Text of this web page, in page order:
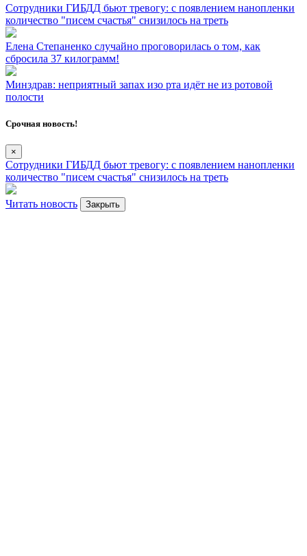
Сотрудники ГИБДД бьют тревогу: с появлением нанопленки
количество "писем счастья" снизилось на треть
Елена Степаненко случайно проговорилась о том, как
сбросила 37 килограмм!
Минздрав: неприятный запах изо рта идёт не из ротовой
полости
Срочная новость!
×
Сотрудники ГИБДД бьют тревогу: с появлением нанопленки
количество "писем счастья" снизилось на треть
Читать новость Закрыть